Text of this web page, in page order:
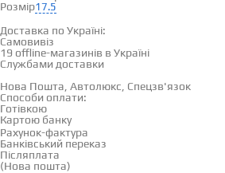
Розмір17.5
Доставка і оплата
Доставка по Україні:
Самовивіз
19 offline-магазинів в Україні
Службами доставки
Нова Пошта, Автолюкс, Спецзв'язок
Способи оплати:
Готівкою
Картою банку
Рахунок-фактура
Банківський переказ
Післяплата
(Нова пошта)